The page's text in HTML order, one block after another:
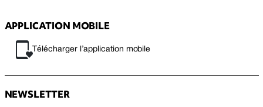
APPLICATION MOBILE
Télécharger l’application mobile
NEWSLETTER